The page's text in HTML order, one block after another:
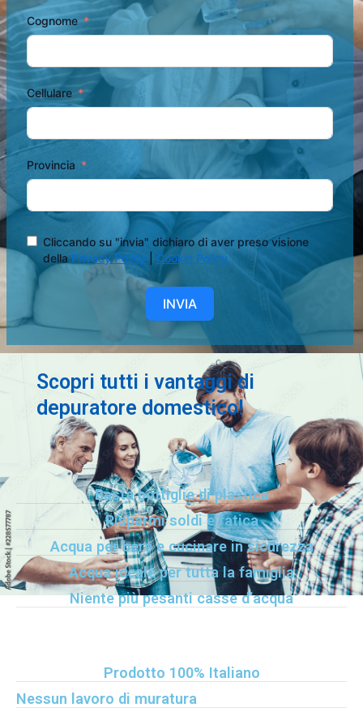
Cognome
Cellulare
Provincia
Cliccando su "invia" dichiaro di aver preso visione
dellaPrivacy Policy Cookie Policy
INVIA
Scopri tutti i vantaggi di
depuratore domestico!
Basta bottiglie di plastica
Risparmi soldi e fatica
Acqua per bere e cucinare in sicurezza
Acqua ideale per tutta la famiglia
Niente più pesanti casse d’acqua
Prodotto 100% Italiano
Nessun lavoro di muratura